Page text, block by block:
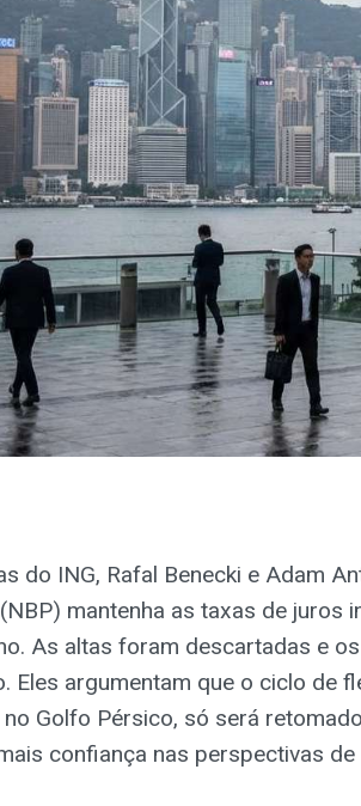
do ING, Rafal Benecki e Adam
mantenha as taxas de juros
As altas foram descartadas e
Eles argumentam que o ciclo de
Golfo Pérsico, só será
confiança nas perspectivas de